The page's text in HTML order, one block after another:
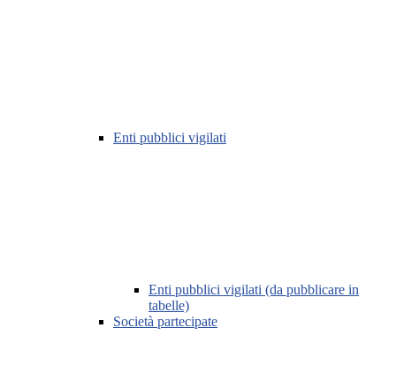
Enti pubblici vigilati
Enti pubblici vigilati (da pubblicare in
tabelle)
Società partecipate